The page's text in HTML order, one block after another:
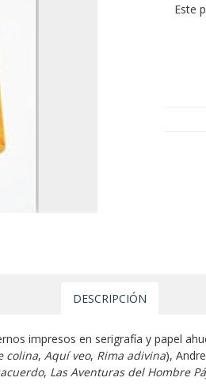
Este
DESCRIPCIÓN
impresos en serigrafía y papel
colina, Aquí veo, Rima adivina),
, Las Aventuras del Hombre